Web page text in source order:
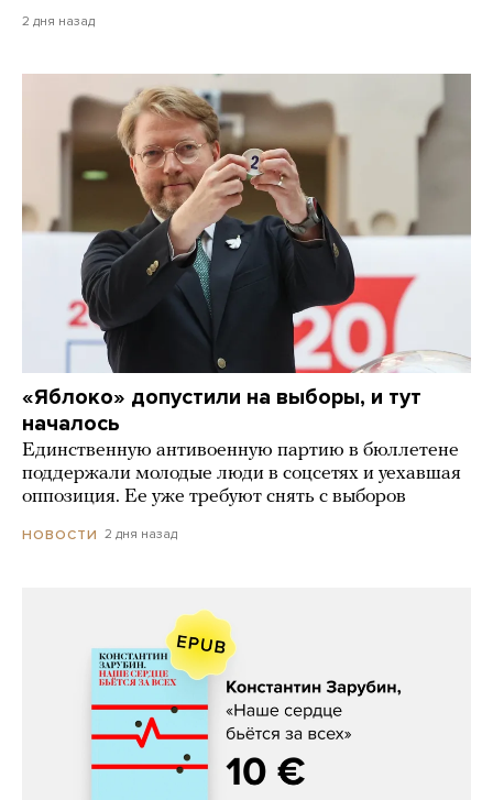
2 дня назад
«Яблоко» допустили на выборы, и тут
началось
Единственную антивоенную партию в бюллетене
поддержали молодые люди в соцсетях и уехавшая
оппозиция. Ее уже требуют снять с выборов
НОВОСТИ 2 дня назад